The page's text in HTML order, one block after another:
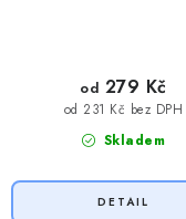
Skladem
od 231 Kč bez DPH
od 279 Kč